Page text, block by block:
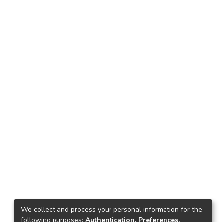
We collect and process your personal information for the
following purposes: Authentication, Preferences,